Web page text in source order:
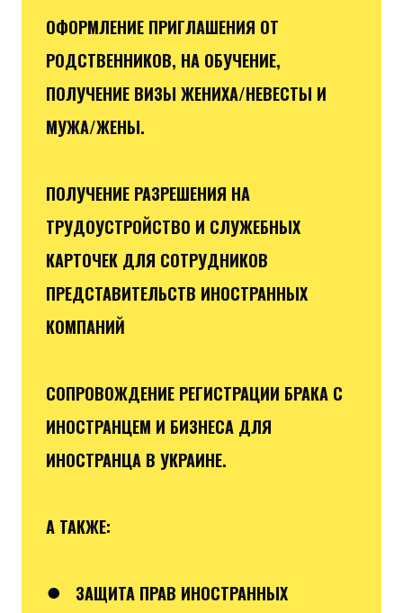
ОФОРМЛЕНИЕ ПРИГЛАШЕНИЯ ОТ
РОДСТВЕННИКОВ, НА ОБУЧЕНИЕ,
ПОЛУЧЕНИЕ ВИЗЫ ЖЕНИХА/НЕВЕСТЫ И
МУЖА/ЖЕНЫ.
ПОЛУЧЕНИЕ РАЗРЕШЕНИЯ НА
ТРУДОУСТРОЙСТВО И СЛУЖЕБНЫХ
КАРТОЧЕК ДЛЯ СОТРУДНИКОВ
ПРЕДСТАВИТЕЛЬСТВ ИНОСТРАННЫХ
КОМПАНИЙ
СОПРОВОЖДЕНИЕ РЕГИСТРАЦИИ БРАКА С
ИНОСТРАНЦЕМ И БИЗНЕСА ДЛЯ
ИНОСТРАНЦА В УКРАИНЕ.
А ТАКЖЕ:
●
ЗАЩИТА ПРАВ ИНОСТРАННЫХ